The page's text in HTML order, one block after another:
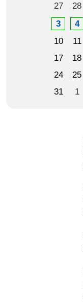
27
28
3
4
10
11
17
18
24
25
31
1